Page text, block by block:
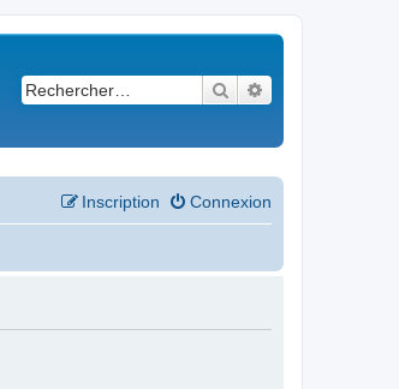
Rechercher
Connexion
Inscription